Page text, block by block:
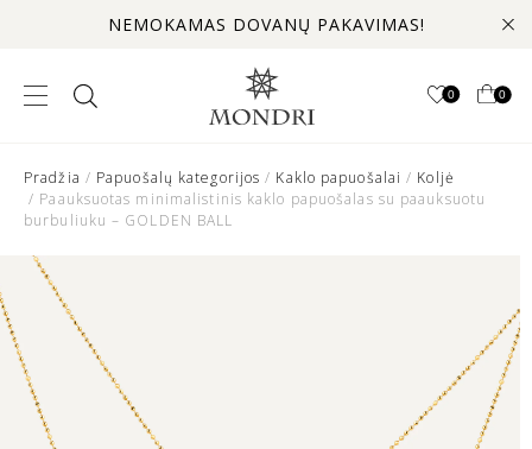
NEMOKAMAS DOVANŲ PAKAVIMAS!
0 0
Pradžia / Papuošalų kategorijos / Kaklo papuošalai / Koljė
/ Paauksuotas minimalistinis kaklo papuošalas su paauksuotu
burbuliuku – GOLDEN BALL